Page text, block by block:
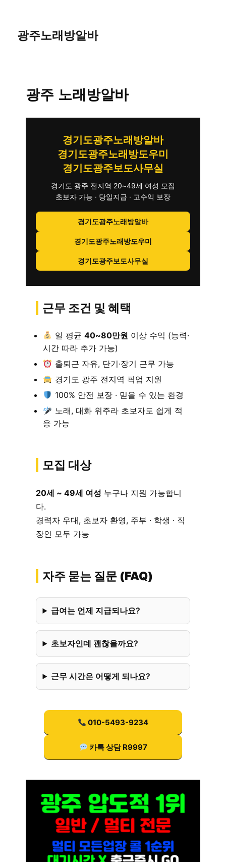
광주노래방알바
광주 노래방알바
경기도광주노래방알바
경기도광주노래방도우미
경기도광주보도사무실
경기도 광주 전지역 20~49세 여성 모집
초보자 가능 · 당일지급 · 고수익 보장
경기도광주노래방알바
경기도광주노래방도우미
경기도광주보도사무실
근무 조건 및 혜택
일 평균 40~80만원 이상 수익 (능력·
시간 따라 추가 가능)
출퇴근 자유, 단기·장기 근무 가능
경기도 광주 전지역 픽업 지원
100% 안전 보장 · 믿을 수 있는 환경
노래, 대화 위주라 초보자도 쉽게 적
응 가능
모집 대상
20세 ~ 49세 여성 누구나 지원 가능합니
다.
경력자 우대, 초보자 환영, 주부 · 학생 · 직
장인 모두 가능
자주 묻는 질문 (FAQ)
급여는 언제 지급되나요?
초보자인데 괜찮을까요?
근무 시간은 어떻게 되나요?
010-5493-9234
카톡 상담 R9997